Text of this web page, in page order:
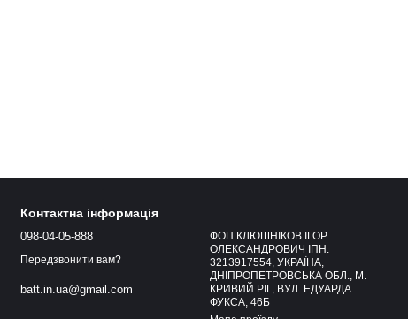
Контактна інформація
098-04-05-888
Передзвонити вам?
batt.in.ua@gmail.com
ФОП КЛЮШНІКОВ ІГОР
ОЛЕКСАНДРОВИЧ ІПН:
3213917554, УКРАЇНА,
ДНІПРОПЕТРОВСЬКА ОБЛ., М.
КРИВИЙ РІГ, ВУЛ. ЕДУАРДА
ФУКСА, 46Б